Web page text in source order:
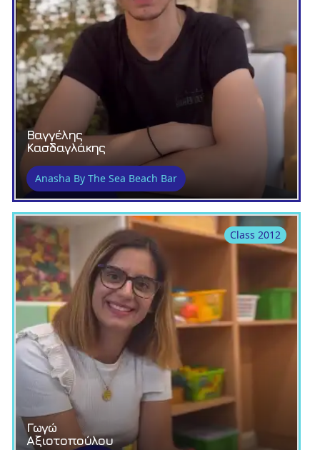
Βαγγέλης
Κασδαγλάκης
Anasha By The Sea Beach Bar
Γωγώ
Αξιοτοπούλου
Class 2012